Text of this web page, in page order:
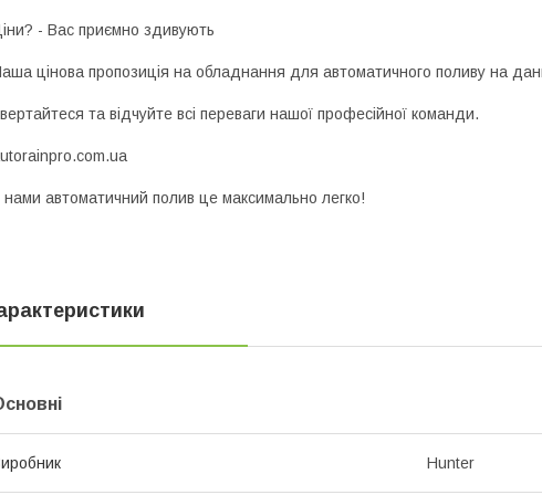
- Вас приємно здивують
цінова пропозиція на обладнання для автоматичного поливу на
та відчуйте всі переваги нашої професійної команди.
нами автоматичний полив це максимально легко!
Hunter